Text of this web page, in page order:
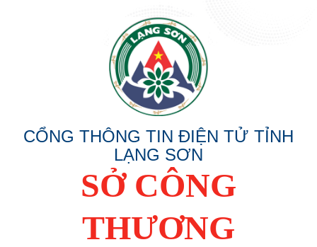
CỔNG THÔNG TIN ĐIỆN TỬ TỈNH
LẠNG SƠN
SỞ CÔNG
THƯƠNG